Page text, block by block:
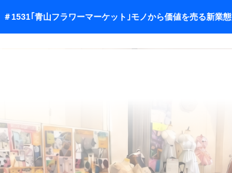
＃1531｢青山フラワーマーケット｣モノから価値を売る新業態